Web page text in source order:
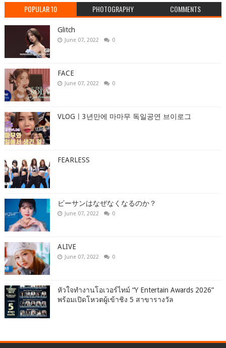
POPULAR 10 PHOTOGRAPHY COMMENTS
Glitch
June 07, 2022 0
FACE
June 07, 2022 0
VLOGㅣ3년만에 마마무 독일공연 브이로그
FEARLESS
ビーサンはなぜなくなるのか？
June 07, 2022 0
ALIVE
June 07, 2022 0
หัวใจทำงานโอเวอร์ไทม์ “Y Entertain Awards 2026”
พร้อมเปิดโหวตผู้เข้าชิง 5 สาขารางวัล